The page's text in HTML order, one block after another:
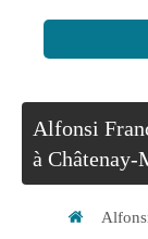
Alfonsi
à Châtenay-